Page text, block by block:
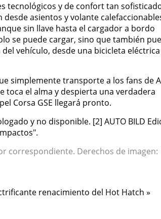
tecnológicos y de confort tan
asientos y volante
sin llave hasta el cargador a bordo
se puede cargar, sino que también
vehículo, desde una bicicleta eléctrica
simplemente transporte a los fans de A
toca el alma y despierta una verdadera
Corsa GSE llegará pronto.
y no disponible. [2] AUTO BILD
correspondiente. Derechos de imagen:
renacimiento del Hot Hatch »